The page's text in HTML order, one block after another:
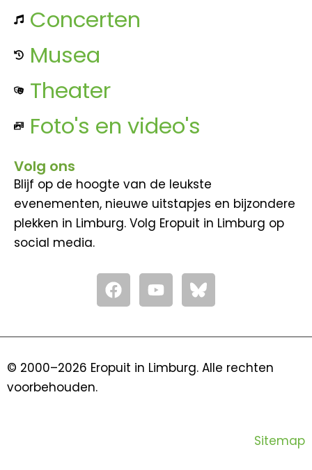
Concerten
Musea
Theater
Foto's en video's
Volg ons
Blijf op de hoogte van de leukste
evenementen, nieuwe uitstapjes en bijzondere
plekken in Limburg. Volg Eropuit in Limburg op
social media.
F
a
c
o
Y
o
u
b
© 2000–2026 Eropuit in Limburg. Alle rechten
voorbehouden.
Sitemap